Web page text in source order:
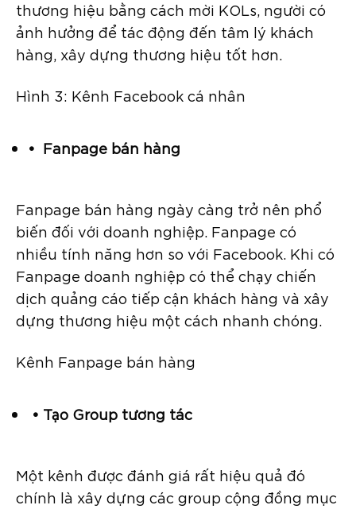
thương hiệu bằng cách mời KOLs, người có
ảnh hưởng để tác động đến tâm lý khách
hàng, xây dựng thương hiệu tốt hơn.
Hình 3: Kênh Facebook cá nhân
• Fanpage bán hàng
Fanpage bán hàng ngày càng trở nên phổ
biến đối với doanh nghiệp. Fanpage có
nhiều tính năng hơn so với Facebook. Khi có
Fanpage doanh nghiệp có thể chạy chiến
dịch quảng cáo tiếp cận khách hàng và xây
dựng thương hiệu một cách nhanh chóng.
Kênh Fanpage bán hàng
• Tạo Group tương tác
Một kênh được đánh giá rất hiệu quả đó
chính là xây dựng các group cộng đồng mục